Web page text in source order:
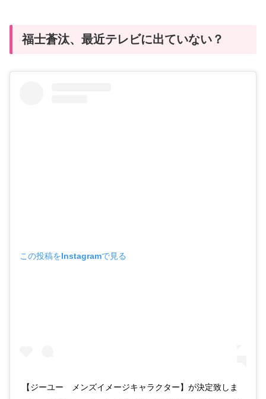
福士蒼汰、最近テレビに出ていない？
この投稿をInstagramで見る
【ジーユー メンズイメージキャラクター】が決定致しま